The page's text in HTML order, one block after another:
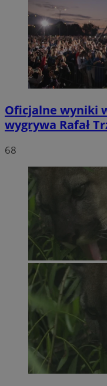
Oficjalne wyniki
wygrywa Rafał
68